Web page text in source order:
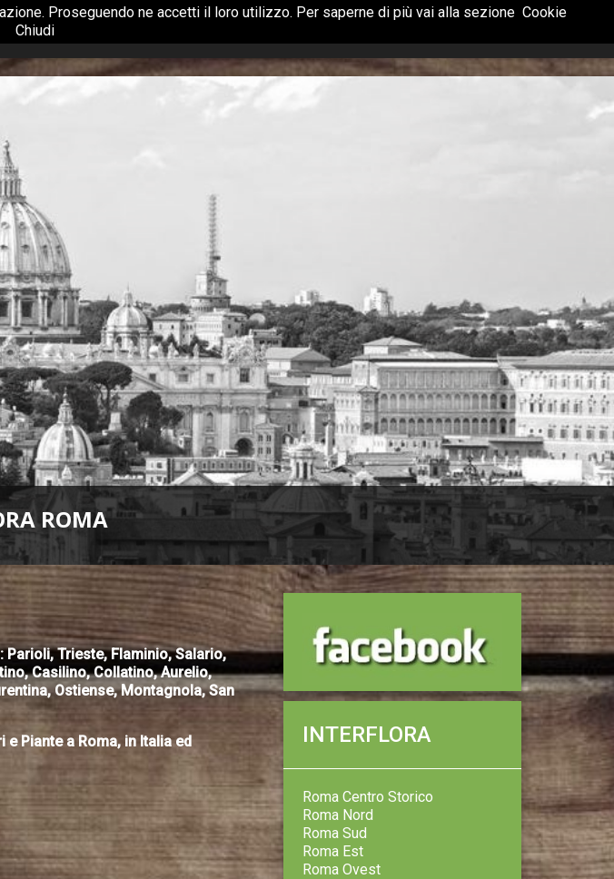
Accessori
ROMA
Parioli, Trieste, Flaminio, Salario,
Casilino, Collatino, Aurelio,
Ostiense, Montagnola, San
Piante a Roma, in Italia ed
INTERFLORA
Roma Centro Storico
Roma Nord
Roma Sud
Roma Est
Roma Ovest
Proseguendo ne accetti il loro utilizzo. Per saperne di più vai alla sezione Cookie
Chiudi